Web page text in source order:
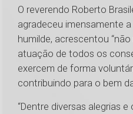
O reverendo Roberto
agradeceu imensamente
humilde, acrescentou
atuação de todos os
exercem de forma
contribuindo para o bem
“Dentre diversas alegrias